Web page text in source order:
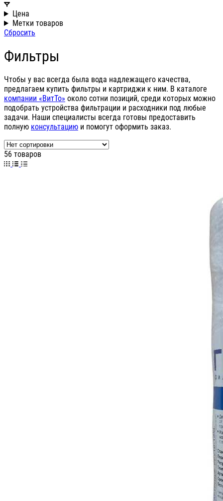
Цена
Метки товаров
Сбросить
Фильтры
Чтобы у вас всегда была вода надлежащего качества,
предлагаем купить фильтры и картриджи к ним. В каталоге
компании «ВитТо» около сотни позиций, среди которых можно
подобрать устройства фильтрации и расходники под любые
задачи. Наши специалисты всегда готовы предоставить
полную консультацию и помогут оформить заказ.
56 товаров